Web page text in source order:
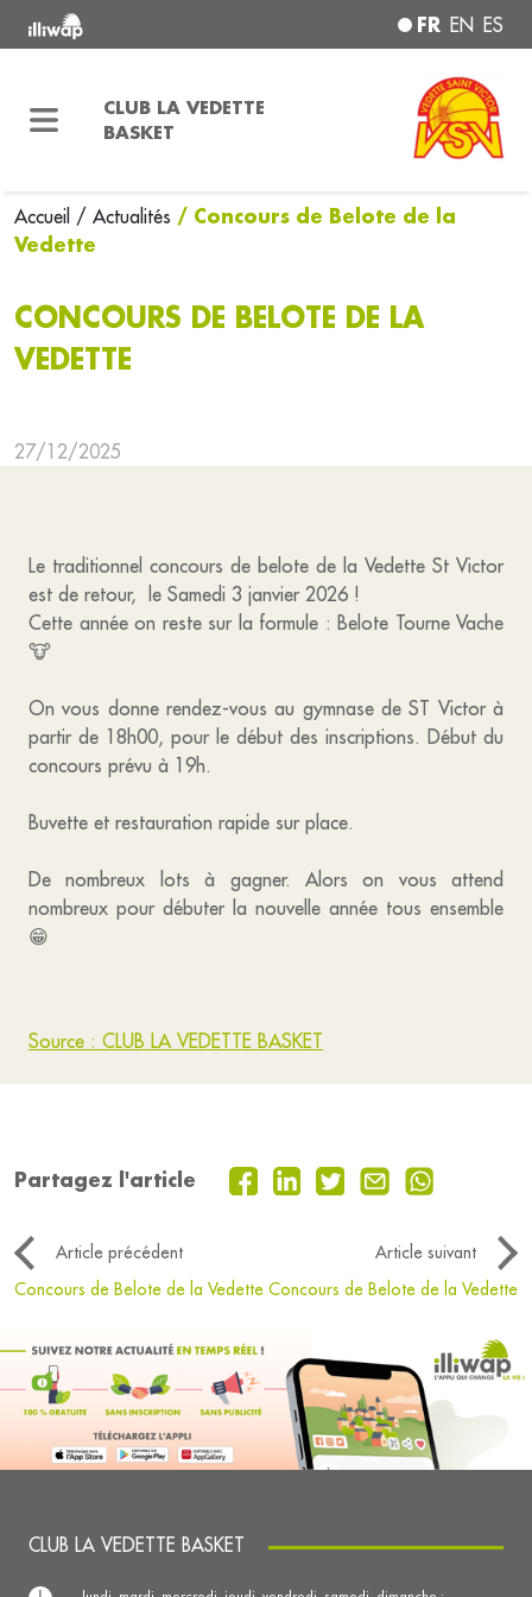
FR EN ES
CLUB LA VEDETTE
BASKET
Accueil / Actualités / Concours de Belote de la
Vedette
CONCOURS DE BELOTE DE LA
VEDETTE
27/12/2025
Le traditionnel concours de belote de la Vedette St Victor
est de retour, le Samedi 3 janvier 2026 !
Cette année on reste sur la formule : Belote Tourne Vache
🐮
On vous donne rendez-vous au gymnase de ST Victor à
partir de 18h00, pour le début des inscriptions. Début du
concours prévu à 19h.
Buvette et restauration rapide sur place.
De nombreux lots à gagner. Alors on vous attend
nombreux pour débuter la nouvelle année tous ensemble
😁
Source : CLUB LA VEDETTE BASKET
Partagez l'article
Article précédent
Article suivant
Concours de Belote de la Vedette Concours de Belote de la Vedette
CLUB LA VEDETTE BASKET